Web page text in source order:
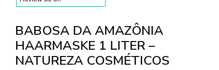
BABOSA DA AMAZÔNIA
HAARMASKE 1 LITER –
NATUREZA COSMÉTICOS